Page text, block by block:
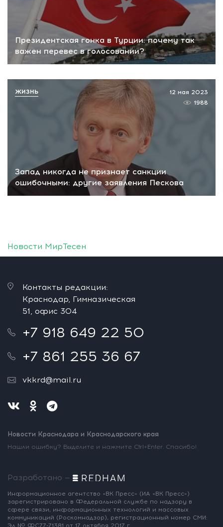
Президентская гонка в Турции: почему так
важен перевес в голосовании?
Запад никогда не признает санкции
ошибочными: другие заявления Пескова
12 мая 2023
1988
ЖИЗНЬ
Новости МирТесен
Контакты редакции:
Краснодар, Гимназическая
51, офис 304
+7 918 649 22 50
+7 861 255 36 67
vkkrd@mail.ru
Новости Краснодара и Краснодарского края
Нашли ошибку? Выделите и нажмите Ctrl+Enter. Спасибо!
Разработано —
Информационное агентство «ВК Пресс» (ИА «ВК Пресс»)
зарегистрировано в Федеральной службе по надзору в
сфере связи, информационных технологий и массовых
коммуникаций (Роскомнадзор), регистрационный номер СМИ:
Эл № ФС77-71381 от 17 октября 2017 г.